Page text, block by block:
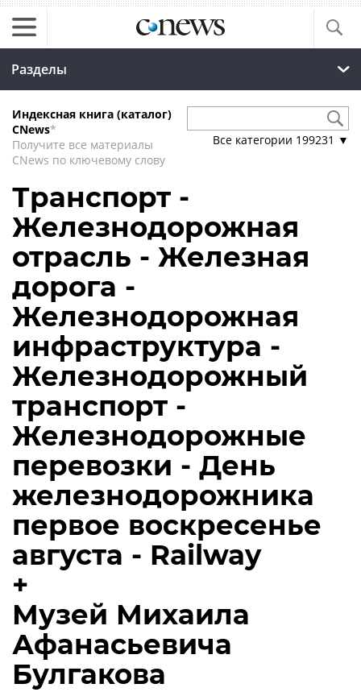
Разделы
Индексная книга (каталог)
CNews*
Получите все материалы
CNews по ключевому слову
Все категории 199231 ▼
Транспорт -
Железнодорожная
отрасль - Железная
дорога -
Железнодорожная
инфраструктура -
Железнодорожный
транспорт -
Железнодорожные
перевозки - День
железнодорожника
первое воскресенье
августа - Railway
+
Музей Михаила
Афанасьевича
Булгакова